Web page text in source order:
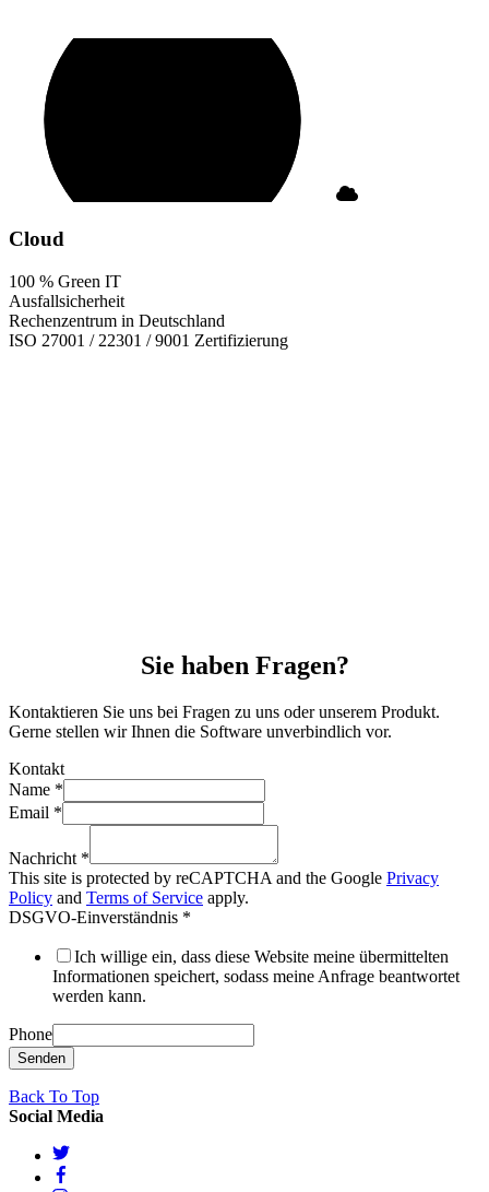
Cloud
100 % Green IT
Ausfallsicherheit
Rechenzentrum in Deutschland
ISO 27001 / 22301 / 9001 Zertifizierung
Sie haben Fragen?
Kontaktieren Sie uns bei Fragen zu uns oder unserem Produkt.
Gerne stellen wir Ihnen die Software unverbindlich vor.
Kontakt
Name *
Email *
Nachricht *
This site is protected by reCAPTCHA and the Google Privacy
Policy and Terms of Service apply.
DSGVO-Einverständnis *
Ich willige ein, dass diese Website meine übermittelten
Informationen speichert, sodass meine Anfrage beantwortet
werden kann.
Phone
Senden
Back To Top
Social Media